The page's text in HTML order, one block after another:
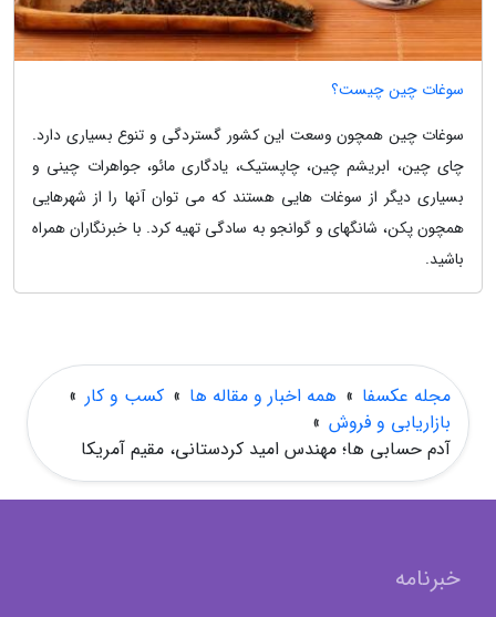
سوغات چین چیست؟
سوغات چین همچون وسعت این کشور گستردگی و تنوع بسیاری دارد.
چای چین، ابریشم چین، چاپستیک، یادگاری مائو، جواهرات چینی و
بسیاری دیگر از سوغات هایی هستند که می توان آنها را از شهرهایی
همچون پکن، شانگهای و گوانجو به سادگی تهیه کرد. با خبرنگاران همراه
باشید.
مجله عکسفا » همه اخبار و مقاله ها » کسب و کار »
بازاریابی و فروش »
آدم حسابی ها؛ مهندس امید کردستانی، مقیم آمریکا
خبرنامه